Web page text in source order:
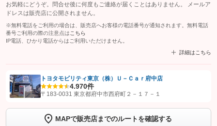
お気軽にどうぞ。問合せ後に何度もご連絡が届くことはありません。 メールア
ドレスは販売店に公開されません。
※無料電話をご利用の場合は、販売店へお客様の電話番号が通知されます。無料電話
番号ご利用の際の注意点は こちら
IP電話、ひかり電話からはご利用いただけません。
詳細はこちら
【STEP1】認証画面でグーネットを友だち追加してから「許可する」ボタンを押
トーク画面で
ボタンをタップして問い合わせを
トヨタモビリティ東京（株）Ｕ－Ｃａｒ府中店
4.970件
〒183-0031 東京都府中市西府町２－１７－１
MAPで販売店までのルートを確認する